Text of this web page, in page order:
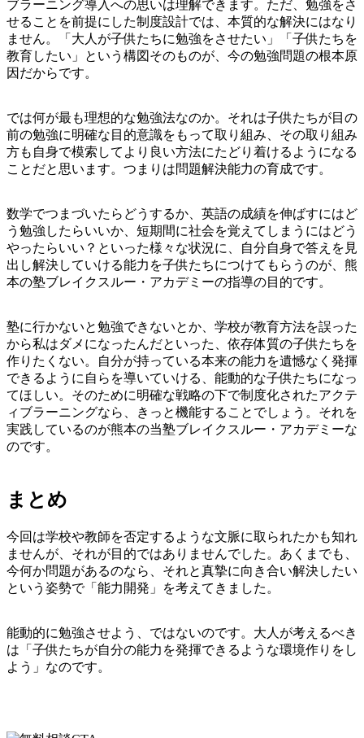
ブラーニング導入への思いは理解できます。ただ、勉強をさ
せることを前提にした制度設計では、本質的な解決にはなり
ません。「大人が子供たちに勉強をさせたい」「子供たちを
教育したい」という構図そのものが、今の勉強問題の根本原
因だからです。
では何が最も理想的な勉強法なのか。それは子供たちが目の
前の勉強に明確な目的意識をもって取り組み、その取り組み
方も自身で模索してより良い方法にたどり着けるようになる
ことだと思います。つまりは問題解決能力の育成です。
数学でつまづいたらどうするか、英語の成績を伸ばすにはど
う勉強したらいいか、短期間に社会を覚えてしまうにはどう
やったらいい？といった様々な状況に、自分自身で答えを見
出し解決していける能力を子供たちにつけてもらうのが、熊
本の塾ブレイクスルー・アカデミーの指導の目的です。
塾に行かないと勉強できないとか、学校が教育方法を誤った
から私はダメになったんだといった、依存体質の子供たちを
作りたくない。自分が持っている本来の能力を遺憾なく発揮
できるように自らを導いていける、能動的な子供たちになっ
てほしい。そのために明確な戦略の下で制度化されたアクテ
ィブラーニングなら、きっと機能することでしょう。それを
実践しているのが熊本の当塾ブレイクスルー・アカデミーな
のです。
まとめ
今回は学校や教師を否定するような文脈に取られたかも知れ
ませんが、それが目的ではありませんでした。あくまでも、
今何か問題があるのなら、それと真摯に向き合い解決したい
という姿勢で「能力開発」を考えてきました。
能動的に勉強させよう、ではないのです。大人が考えるべき
は「子供たちが自分の能力を発揮できるような環境作りをし
よう」なのです。